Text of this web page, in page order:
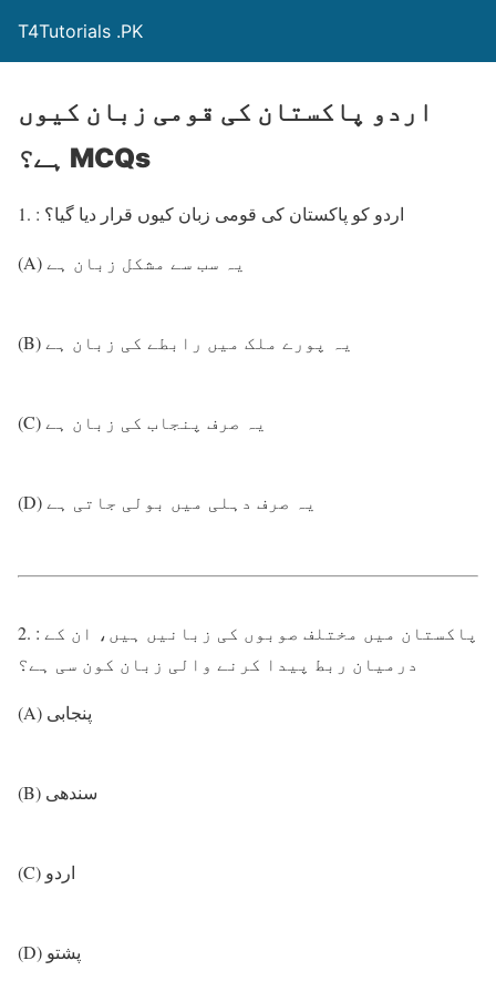
T4Tutorials .PK
اردو پاکستان کی قومی زبان کیوں
ہے؟ MCQs
1. : اردو کو پاکستان کی قومی زبان کیوں قرار دیا گیا؟
(A) یہ سب سے مشکل زبان ہے
(B) یہ پورے ملک میں رابطے کی زبان ہے
(C) یہ صرف پنجاب کی زبان ہے
(D) یہ صرف دہلی میں بولی جاتی ہے
2. : پاکستان میں مختلف صوبوں کی زبانیں ہیں، ان کے
درمیان ربط پیدا کرنے والی زبان کون سی ہے؟
(A) پنجابی
(B) سندھی
(C) اردو
(D) پشتو